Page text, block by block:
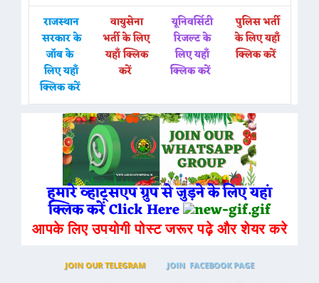
राजस्थान
सरकार के
जॉब के
लिए यहाँ
क्लिक करें
वायुसेना
भर्ती के लिए
यहाँ क्लिक
करें
यूनिवर्सिटी
रिजल्ट के
लिए यहाँ
क्लिक करें
पुलिस भर्ती
के लिए यहाँ
क्लिक करें
हमारे व्हाट्सएप ग्रुप से जुड़ने के लिए यहां
क्लिक करें Click Here
आपके लिए उपयोगी पोस्ट जरूर पढ़े और शेयर करे
JOIN OUR TELEGRAM JOIN FACEBOOK PAGE